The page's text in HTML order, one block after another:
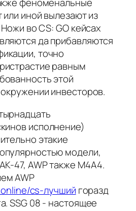
феноменальные
или иной вылезают из
во CS: GO кейсах
да прибавляются
точно
равным
этой
инвесторов.
исполнение)
этакие
модели,
47, AWP также M4A4.
AWP
cs-лучший горазд
SSG 08 - настоящее